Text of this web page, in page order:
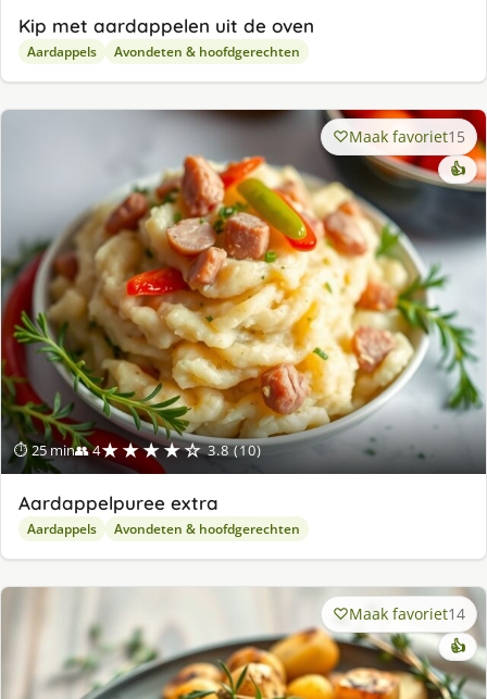
Kip met aardappelen uit de oven
Aardappels Avondeten & hoofdgerechten
⏱ 25 min👥 4★★★★☆ 3.8 (10)
Maak favoriet15
👍
Aardappelpuree extra
Aardappels Avondeten & hoofdgerechten
Maak favoriet14
👍